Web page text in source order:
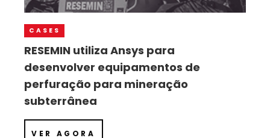
CASES
RESEMIN utiliza Ansys para
desenvolver equipamentos de
perfuração para mineração
subterrânea
VER AGORA